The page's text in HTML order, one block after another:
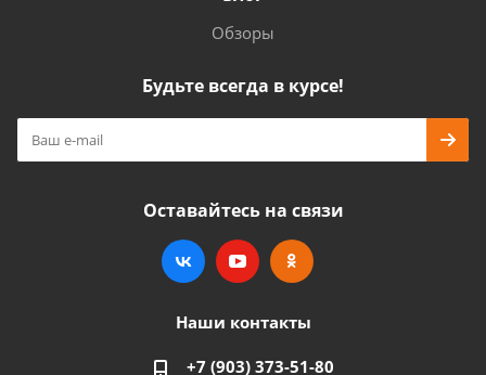
Обзоры
Будьте всегда в курсе!
Оставайтесь на связи
Наши контакты
+7 (903) 373-51-80